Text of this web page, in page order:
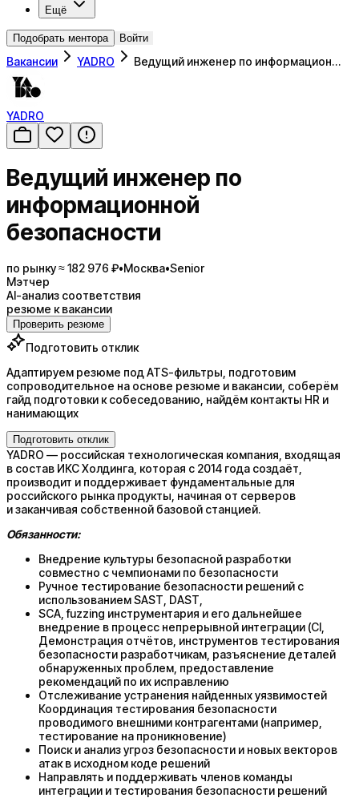
Ещё
Подобрать ментора Войти
Вакансии YADRO Ведущий инженер по информацион…
YADRO
Ведущий инженер по
информационной
безопасности
по рынку ≈ 182 976 ₽•Москва•Senior
Мэтчер
AI-анализ соответствия
резюме к вакансии
Проверить резюме
Подготовить отклик
Адаптируем резюме под ATS-фильтры, подготовим
сопроводительное на основе резюме и вакансии, соберём
гайд подготовки к собеседованию, найдём контакты HR и
нанимающих
Подготовить отклик
YADRO — российская технологическая компания, входящая
в состав ИКС Холдинга, которая с 2014 года создаёт,
производит и поддерживает фундаментальные для
российского рынка продукты, начиная от серверов
и заканчивая собственной базовой станцией.
Обязанности:
Внедрение культуры безопасной разработки
совместно с чемпионами по безопасности
Ручное тестирование безопасности решений с
использованием SAST, DAST,
SCA, fuzzing инструментария и его дальнейшее
внедрение в процесс непрерывной интеграции (CI,
Демонстрация отчётов, инструментов тестирования
безопасности разработчикам, разъяснение деталей
обнаруженных проблем, предоставление
рекомендаций по их исправлению
Отслеживание устранения найденных уязвимостей
Координация тестирования безопасности
проводимого внешними контрагентами (например,
тестирование на проникновение)
Поиск и анализ угроз безопасности и новых векторов
атак в исходном коде решений
Направлять и поддерживать членов команды
интеграции и тестирования безопасности решений